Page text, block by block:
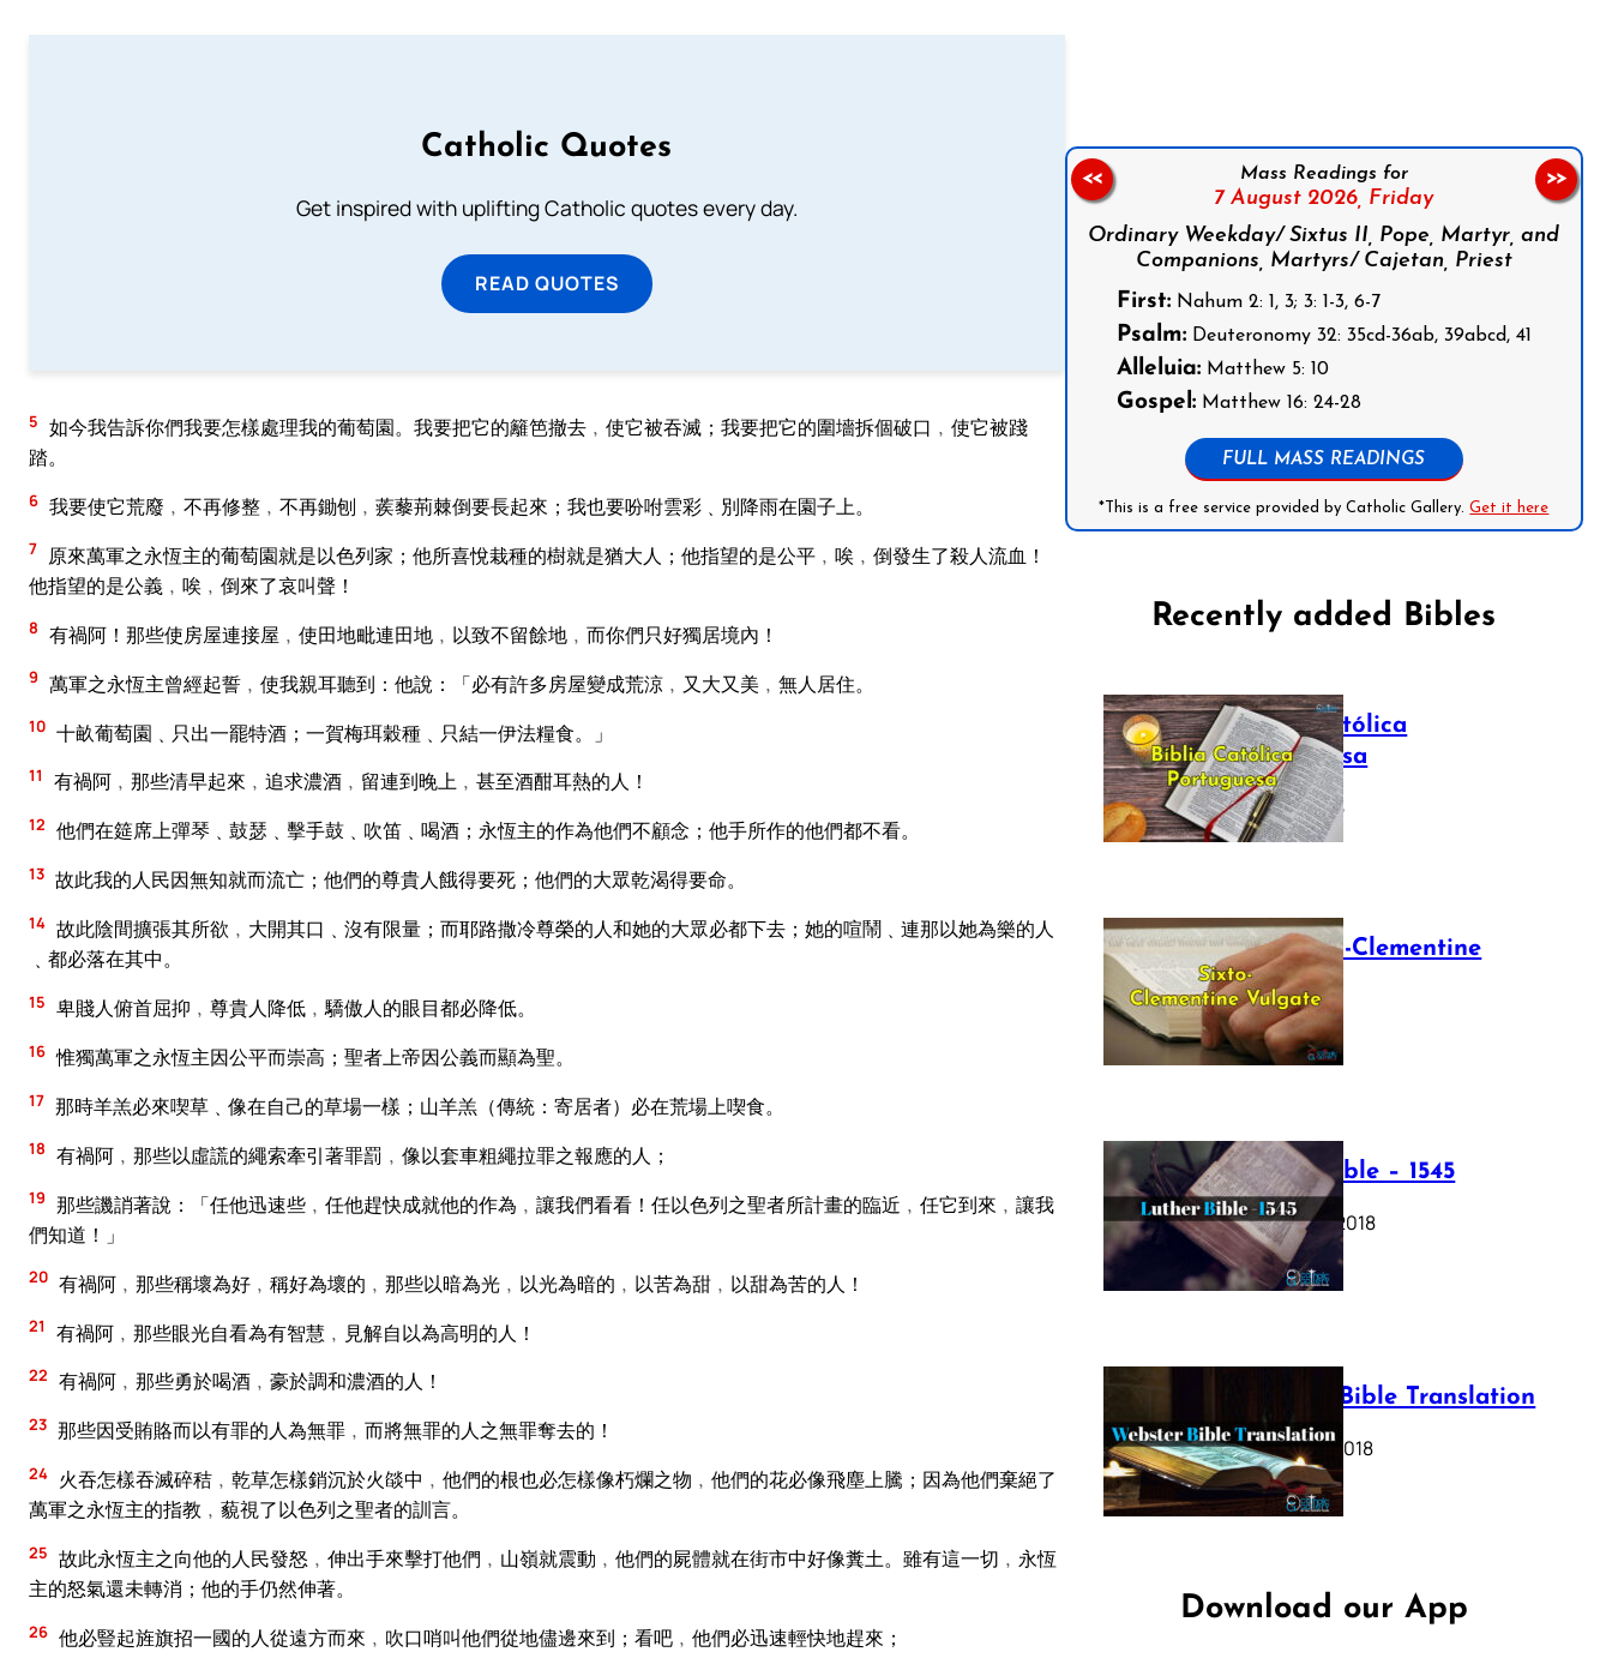
Catholic Quotes
Get inspired with uplifting Catholic quotes every day.
READ QUOTES
5 如今我告訴你們我要怎樣處理我的葡萄園。我要把它的籬笆撤去﹐使它被吞滅；我要把它的圍墻拆個破口﹐使它被踐
踏。
6 我要使它荒廢﹐不再修整﹐不再鋤刨﹐蒺藜荊棘倒要長起來；我也要吩咐雲彩﹑別降雨在園子上。
7 原來萬軍之永恆主的葡萄園就是以色列家；他所喜悅栽種的樹就是猶大人；他指望的是公平﹐唉﹐倒發生了殺人流血！
他指望的是公義﹐唉﹐倒來了哀叫聲！
8 有禍阿！那些使房屋連接屋﹐使田地毗連田地﹐以致不留餘地﹐而你們只好獨居境內！
9 萬軍之永恆主曾經起誓﹐使我親耳聽到：他說：「必有許多房屋變成荒涼﹐又大又美﹐無人居住。
10 十畝葡萄園﹑只出一罷特酒；一賀梅珥穀種﹑只結一伊法糧食。」
11 有禍阿﹐那些清早起來﹐追求濃酒﹐留連到晚上﹐甚至酒酣耳熱的人！
12 他們在筵席上彈琴﹑鼓瑟﹑擊手鼓﹑吹笛﹑喝酒；永恆主的作為他們不顧念；他手所作的他們都不看。
13 故此我的人民因無知就而流亡；他們的尊貴人餓得要死；他們的大眾乾渴得要命。
14 故此陰間擴張其所欲﹐大開其口﹑沒有限量；而耶路撒冷尊榮的人和她的大眾必都下去；她的喧鬧﹑連那以她為樂的人
﹑都必落在其中。
15 卑賤人俯首屈抑﹐尊貴人降低﹐驕傲人的眼目都必降低。
16 惟獨萬軍之永恆主因公平而崇高；聖者上帝因公義而顯為聖。
17 那時羊羔必來喫草﹑像在自己的草場一樣；山羊羔（傳統：寄居者）必在荒場上喫食。
18 有禍阿﹐那些以虛謊的繩索牽引著罪罰﹐像以套車粗繩拉罪之報應的人；
19 那些譏誚著說：「任他迅速些﹐任他趕快成就他的作為﹐讓我們看看！任以色列之聖者所計畫的臨近﹐任它到來﹐讓我
們知道！」
20 有禍阿﹐那些稱壞為好﹐稱好為壞的﹐那些以暗為光﹐以光為暗的﹐以苦為甜﹐以甜為苦的人！
21 有禍阿﹐那些眼光自看為有智慧﹐見解自以為高明的人！
22 有禍阿﹐那些勇於喝酒﹐豪於調和濃酒的人！
23 那些因受賄賂而以有罪的人為無罪﹐而將無罪的人之無罪奪去的！
24 火吞怎樣吞滅碎秸﹐乾草怎樣銷沉於火燄中﹐他們的根也必怎樣像朽爛之物﹐他們的花必像飛塵上騰；因為他們棄絕了
萬軍之永恆主的指教﹐藐視了以色列之聖者的訓言。
25 故此永恆主之向他的人民發怒﹐伸出手來擊打他們﹐山嶺就震動﹐他們的屍體就在街市中好像糞土。雖有這一切﹐永恆
主的怒氣還未轉消；他的手仍然伸著。
26 他必豎起旌旗招一國的人從遠方而來﹐吹口哨叫他們從地儘邊來到；看吧﹐他們必迅速輕快地趕來；
Follow us on Facebook
Mass Readings for
7 August 2026, Friday
Ordinary Weekday/ Sixtus II, Pope, Martyr, and
Companions, Martyrs/ Cajetan, Priest
First:Nahum 2: 1, 3; 3: 1-3, 6-7
Psalm:Deuteronomy 32: 35cd-36ab, 39abcd, 41
Alleluia:Matthew 5: 10
Gospel:Matthew 16: 24-28
FULL MASS READINGS
*This is a free service provided by Catholic Gallery.Get it here
<< >>
Recently added Bibles
Bíblia Católica
Portuguesa
July 16, 2025
The Sixto-Clementine
Vulgate
July 12, 2025
Luther Bible – 1545
October 17, 2018
Webster Bible Translation
October 11, 2018
Download our App